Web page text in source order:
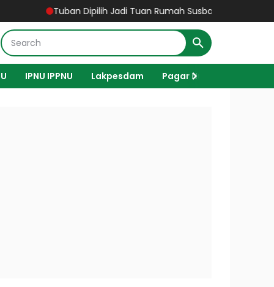
Tuban Dipilih Jadi Tuan Rumah Susbalan LXIII Satkorwil
IPNU IPPNU Lakpesdam Pagar Nusa